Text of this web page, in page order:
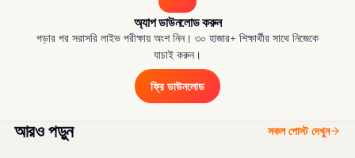
অ্যাপ ডাউনলোড করুন
পড়ার পর সরাসরি লাইভ পরীক্ষায় অংশ নিন। ৩০ হাজার+ শিক্ষার্থীর সাথে নিজেকে
যাচাই করুন।
ফ্রি ডাউনলোড
আরও পড়ুন সকল পোস্ট দেখুন